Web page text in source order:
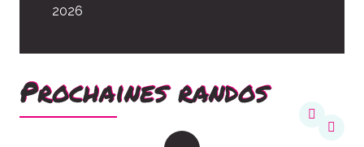
2026
Prochaines randos